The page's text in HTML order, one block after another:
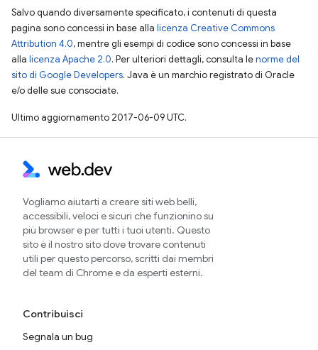
Salvo quando diversamente specificato, i contenuti di questa
pagina sono concessi in base alla licenza Creative Commons
Attribution 4.0, mentre gli esempi di codice sono concessi in base
alla licenza Apache 2.0. Per ulteriori dettagli, consulta lenorme del
sito di Google Developers. Java è un marchio registrato di Oracle
e/o delle sue consociate.
Ultimo aggiornamento 2017-06-09 UTC.
Vogliamo aiutarti a creare siti web belli,
accessibili, veloci e sicuri che funzionino su
più browser e per tutti i tuoi utenti. Questo
sito è il nostro sito dove trovare contenuti
utili per questo percorso, scritti dai membri
del team di Chrome e da esperti esterni.
Contribuisci
Segnala un bug